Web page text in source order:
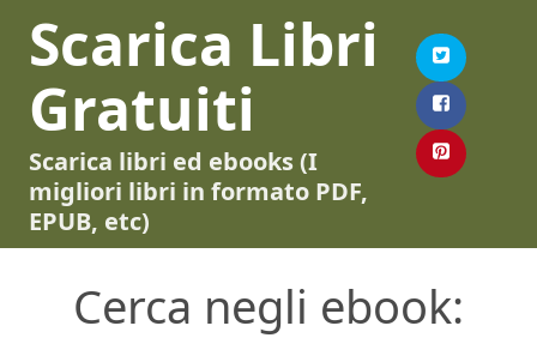
Scarica Libri
Gratuiti
Scarica libri ed ebooks (I
migliori libri in formato PDF,
EPUB, etc)
Cerca negli ebook: